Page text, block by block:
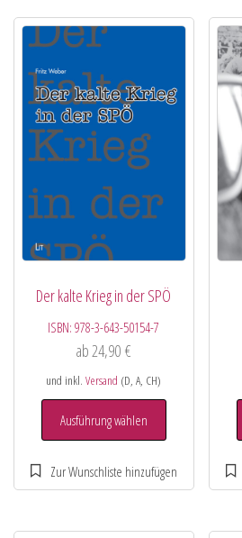
Der kalte Krieg in der SPÖ
ISBN:978-3-643-50154-7
ab24,90€
und inkl.Versand (D, A, CH)
Ausführung wählen